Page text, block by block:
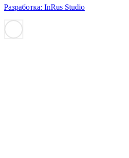
Разработка: InRus Studio